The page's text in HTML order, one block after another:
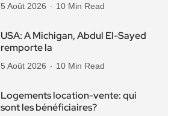
5 Août 2026 10 Min Read
USA: A Michigan, Abdul El-Sayed
remporte la
5 Août 2026 10 Min Read
Logements location-vente: qui
sont les bénéficiaires?